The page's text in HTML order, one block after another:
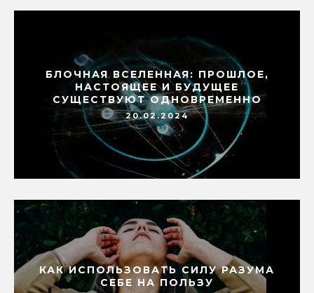
БЛОЧНАЯ ВСЕЛЕННАЯ: ПРОШЛОЕ,
НАСТОЯЩЕЕ И БУДУЩЕЕ
СУЩЕСТВУЮТ ОДНОВРЕМЕННО
20.02.2024
КАК ИСПОЛЬЗОВАТЬ СИЛУ РАЗУМА
СЕБЕ НА ПОЛЬЗУ